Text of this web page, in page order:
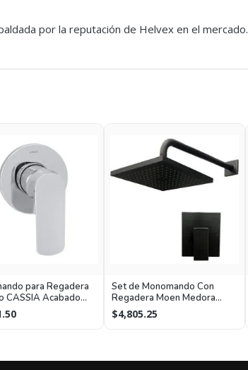
por la reputación de Helvex en el mercado.
para Regadera
CASSIA Acabado
Set de Monomando Con
Regadera Moen Medora
Negro Mate
$4,805.25